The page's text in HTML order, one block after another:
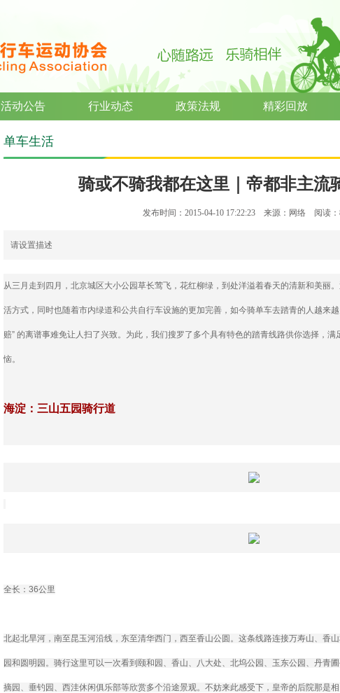
活动公告 行业动态 政策法规 精彩回放
单车生活
骑或不骑我都在这里｜帝都非主流
发布时间：2015-04-10 17:22:23 来源：网络 阅读：
请设置描述
从三月走到四月，北京城区大小公园草长莺飞，花红柳绿，到处洋溢着春天的清新和美丽
活方式，同时也随着市内绿道和公共自行车设施的更加完善，如今骑单车去踏青的人越来
赔” 的离谱事难免让人扫了兴致。为此，我们搜罗了多个具有特色的踏青线路供你选择，
恼。
海淀：三山五园骑行道
全长：36公里
北起北旱河，南至昆玉河沿线，东至清华西门，西至香山公圆。这条线路连接万寿山、香
园和圆明园。骑行这里可以一次看到颐和园、香山、八大处、北坞公园、玉东公园、丹青
摘园、垂钓园、西洼休闲俱乐部等欣赏多个沿途景观。不妨来此感受下，皇帝的后院那是相